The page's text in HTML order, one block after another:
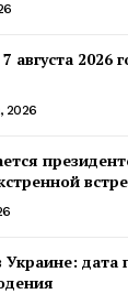
августа 2026
2026
Украине: дата